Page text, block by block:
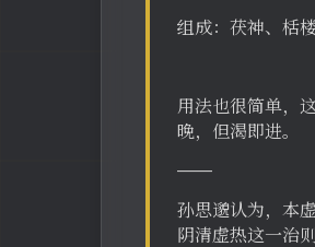
组成：茯神、栝
用法也很简单，
晚，但渴即进。
——
孙思邈认为，本
阴清虚热这一治则